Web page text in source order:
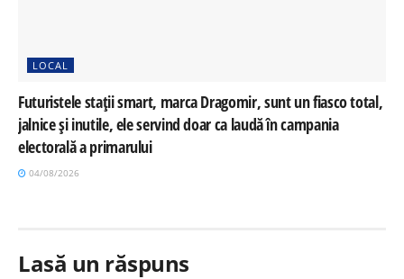
LOCAL
Futuristele stații smart, marca Dragomir, sunt un fiasco total,
jalnice și inutile, ele servind doar ca laudă în campania
electorală a primarului
04/08/2026
Lasă un răspuns